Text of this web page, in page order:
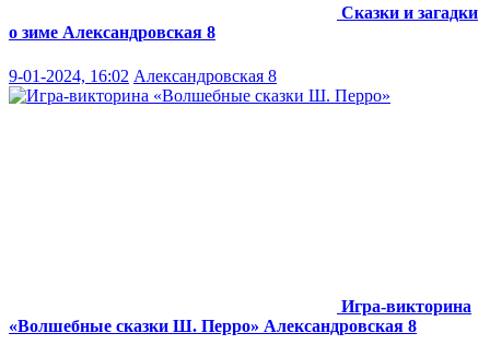
Сказки и загадки
о зиме Александровская 8
9-01-2024, 16:02 Александровская 8
Игра-викторина
«Волшебные сказки Ш. Перро» Александровская 8